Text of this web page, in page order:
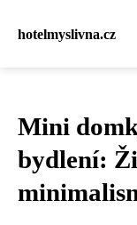
hotelmyslivna.cz
Mini
bydlení: